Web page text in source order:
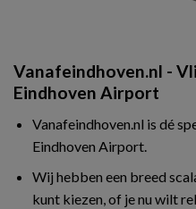
Vanafeindhoven.nl -
Eindhoven Airport
Vanafeindhoven.nl is dé
Eindhoven Airport.
Wij hebben een breed
kunt kiezen, of je nu wilt